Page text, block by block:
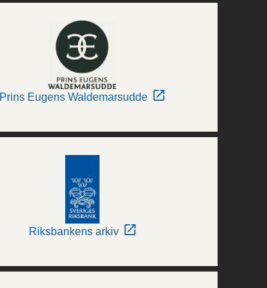
Prins Eugens Waldemarsudde
Riksbankens arkiv